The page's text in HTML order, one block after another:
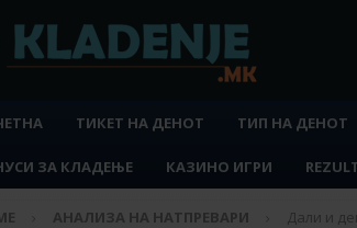
ТИКЕТ НА ДЕНОТ ТИП НА ДЕНОТ
ЗА КЛАДЕЊЕ КАЗИНО ИГРИ
АНАЛИЗА НА НАТПРЕВАРИ Дали и